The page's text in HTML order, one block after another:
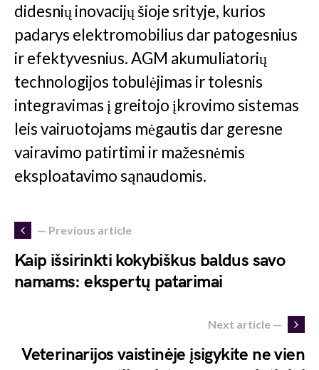
didesnių inovacijų šioje srityje, kurios
padarys elektromobilius dar patogesnius
ir efektyvesnius. AGM akumuliatorių
technologijos tobulėjimas ir tolesnis
integravimas į greitojo įkrovimo sistemas
leis vairuotojams mėgautis dar geresne
vairavimo patirtimi ir mažesnėmis
eksploatavimo sąnaudomis.
— Previous article
Kaip išsirinkti kokybiškus baldus savo
namams: ekspertų patarimai
Next article —
Veterinarijos vaistinėje įsigykite ne vien